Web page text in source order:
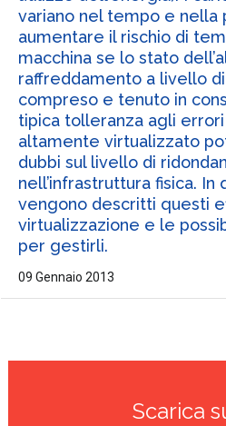
variano nel tempo e nella
aumentare il rischio di
macchina se lo stato
raffreddamento a livello
compreso e tenuto in
tipica tolleranza agli
altamente virtualizzato
dubbi sul livello di
nell’infrastruttura fisica.
vengono descritti questi
virtualizzazione e le
per gestirli.
09 Gennaio 2013
Scarica